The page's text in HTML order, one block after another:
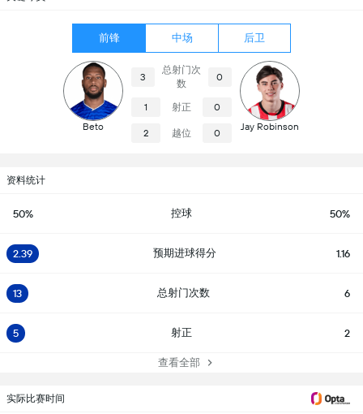
前锋 中场 后卫
Beto
3
总射门次
数
0
1 射正 0
2 越位 0
Jay Robinson
资料统计
50% 控球 50%
2.39 预期进球得分 1.16
13 总射门次数 6
5 射正 2
查看全部
实际比赛时间